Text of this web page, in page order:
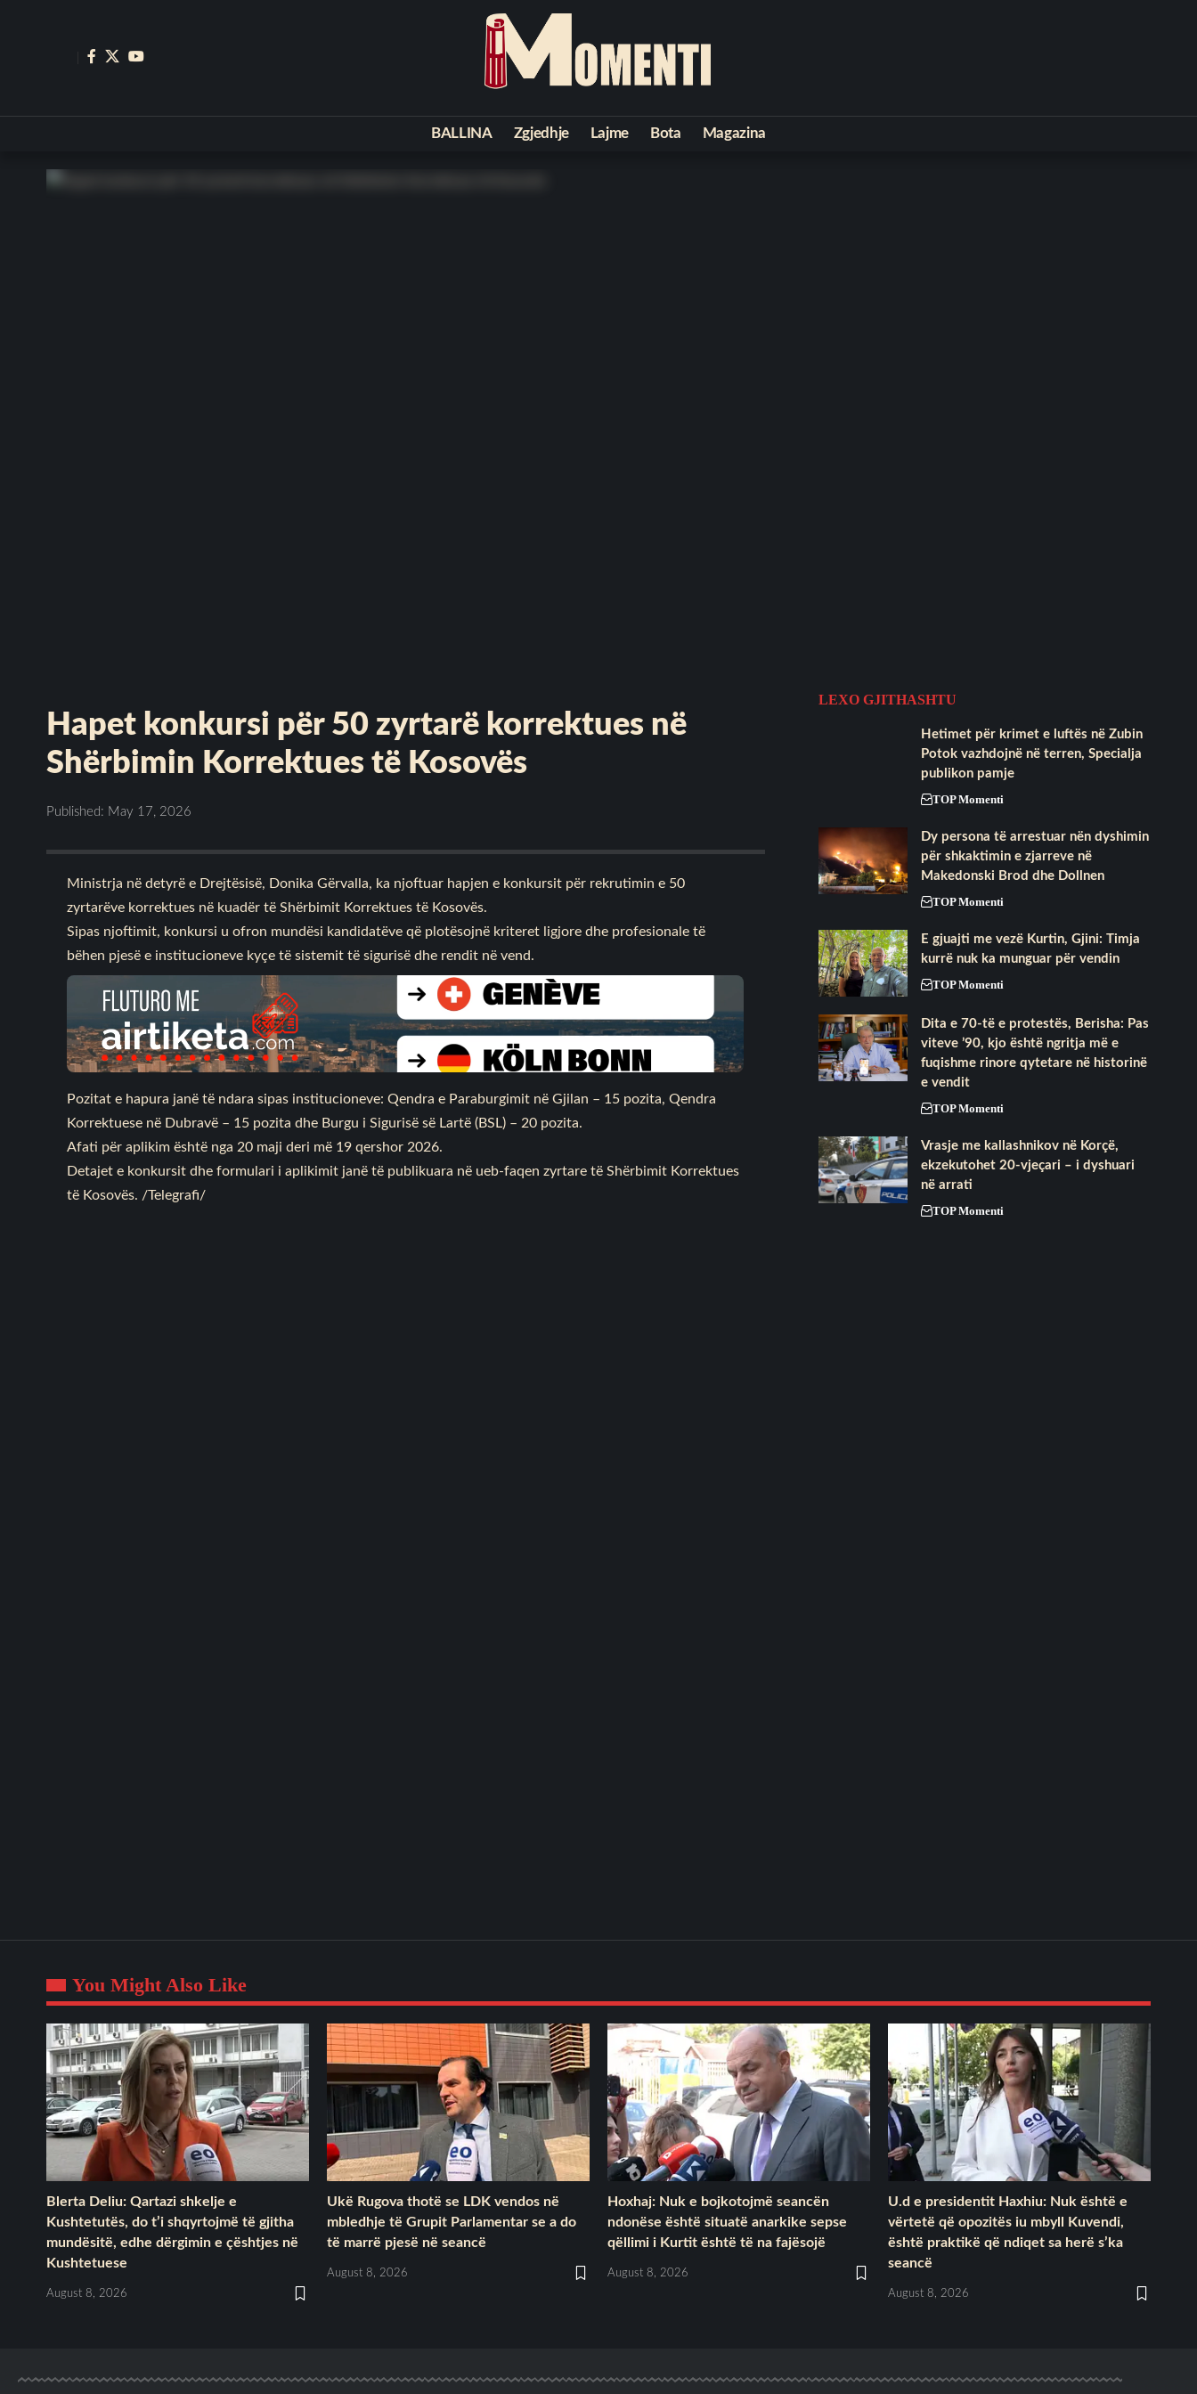
BALLINA Zgjedhje Lajme Bota Magazina
Hapet konkursi për 50 zyrtarë korrektues në
Shërbimin Korrektues të Kosovës
Published: May 17, 2026
Ministrja në detyrë e Drejtësisë, Donika Gërvalla, ka njoftuar hapjen e konkursit për rekrutimin e 50
zyrtarëve korrektues në kuadër të Shërbimit Korrektues të Kosovës.
Sipas njoftimit, konkursi u ofron mundësi kandidatëve që plotësojnë kriteret ligjore dhe profesionale të
bëhen pjesë e institucioneve kyçe të sistemit të sigurisë dhe rendit në vend.
Pozitat e hapura janë të ndara sipas institucioneve: Qendra e Paraburgimit në Gjilan – 15 pozita, Qendra
Korrektuese në Dubravë – 15 pozita dhe Burgu i Sigurisë së Lartë (BSL) – 20 pozita.
Afati për aplikim është nga 20 maji deri më 19 qershor 2026.
Detajet e konkursit dhe formulari i aplikimit janë të publikuara në ueb-faqen zyrtare të Shërbimit Korrektues
të Kosovës. /Telegrafi/
LEXO GJITHASHTU
Hetimet për krimet e luftës në Zubin
Potok vazhdojnë në terren, Specialja
publikon pamje
TOP Momenti
Dy persona të arrestuar nën dyshimin
për shkaktimin e zjarreve në
Makedonski Brod dhe Dollnen
TOP Momenti
E gjuajti me vezë Kurtin, ​Gjini: Timja
kurrë nuk ka munguar për vendin
TOP Momenti
Dita e 70-të e protestës, Berisha: Pas
viteve ’90, kjo është ngritja më e
fuqishme rinore qytetare në historinë
e vendit
TOP Momenti
Vrasje me kallashnikov në Korçë,
ekzekutohet 20-vjeçari – i dyshuari
në arrati
TOP Momenti
You Might Also Like
Blerta Deliu: Qartazi shkelje e
Kushtetutës, do t’i shqyrtojmë të gjitha
mundësitë, edhe dërgimin e çështjes në
Kushtetuese
August 8, 2026
Ukë Rugova thotë se LDK vendos në
mbledhje të Grupit Parlamentar se a do
të marrë pjesë në seancë
August 8, 2026
Hoxhaj: Nuk e bojkotojmë seancën
ndonëse është situatë anarkike sepse
qëllimi i Kurtit është të na fajësojë
August 8, 2026
U.d e presidentit Haxhiu: Nuk është e
vërtetë që opozitës iu mbyll Kuvendi,
është praktikë që ndiqet sa herë s’ka
seancë
August 8, 2026